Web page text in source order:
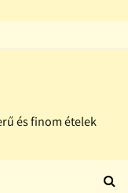
és finom ételek